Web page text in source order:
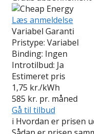
Læs anmeldelse
Variabel Garanti
Pristype: Variabel
Binding: Ingen
Introtilbud: Ja
Estimeret pris
1,75 kr./kWh
585 kr. pr. måned
Gå til tilbud
i Hvordan er prisen